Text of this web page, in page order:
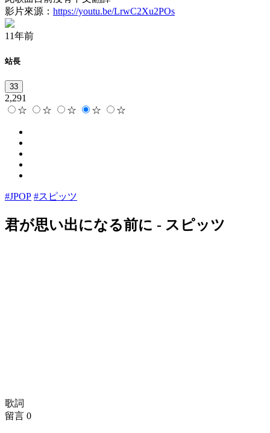
影片來源： https://youtu.be/LrwC2Xu2POs
11年前
站長
33
2,291
☆
☆ ☆ ☆ ☆
#JPOP #スピッツ
君が思い出になる前に - スピッツ
歌詞
留言 0